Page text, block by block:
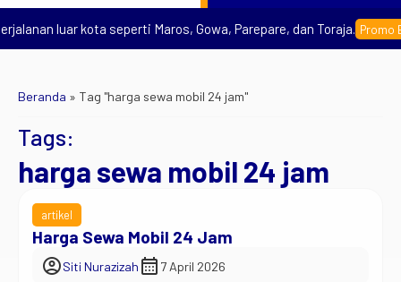
luar kota seperti Maros, Gowa, Parepare, dan Toraja. Promo
Beranda » Tag "harga sewa mobil 24 jam"
Tags:
harga sewa mobil 24 jam
artikel
Harga Sewa Mobil 24 Jam
account_circleSiti Nurazizah calendar_month 7 April 2026